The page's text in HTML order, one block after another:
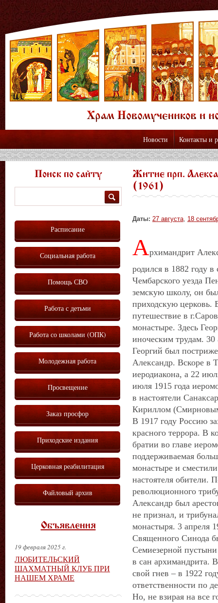
Новости Контакты и
Житие прп.
(1961)
Даты: 27 августа, 18
Архимандрит
родился в 1882 году
Чембарского уезда
земскую школу, он
приходскую церковь.
путешествие в
монастыре. Здесь
иноческим трудам. 30
Георгий был
Александр. Вскоре в
иеродиакона, а 22
июля 1915 года
в настоятели
Кириллом
В 1917 году Россию
красного террора. В
братии во главе
поддерживаемая
монастыре и
настоятеля обители.
революционного
Александр был
не признал, и
монастыря. 3 апреля
Священного Синода
Семиезерной
в сан архимандрита.
свой гнев – в 1922
ответственности по
Но, не взирая на все
Поиск по сайту
Расписание
Социальная работа
Помощь СВО
Работа с детьми
Работа со школами (ОПК)
Молодежная работа
Просвещение
Заказ просфор
Приходские издания
Церковная реабилитация
Файловый архив
Объявления
19 февраля 2025 г.
ЛЮБИТЕЛЬСКИЙ
ШАХМАТНЫЙ КЛУБ ПРИ
НАШЕМ ХРАМЕ